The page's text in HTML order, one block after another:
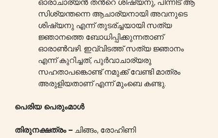
ഓരാചാര്യൻ തന്‍റെ ശിഷ്യനു, പിന്നിട് ആ
സിശ്യന്തന്നെ ആചാര്യനായി അവനുടെ
ശിഷ്യനു എന്ന് തുടര്ച്ചയായി സത്യ
ജ്ഞാനത്തെ ബോധിപ്പിക്കുന്നതാണ്
ഓരാണ്‍വഴി. ഇവ്വിടത്ത് സത്യ ജ്ഞാനം
എന്ന് കുറിച്ചത്, പുർവാചാര്യരു
സഹതാപങ്കൊണ്ട് നമുക്ക് വേണ്ടി മാത്രം
അരുളിയതാണ് എന്ന് മുംബെ കണ്ടു.
പെരിയ പെരുംമാൾ
തിരുനക്ഷത്രം – ചിങ്ങം, രോഹിണി